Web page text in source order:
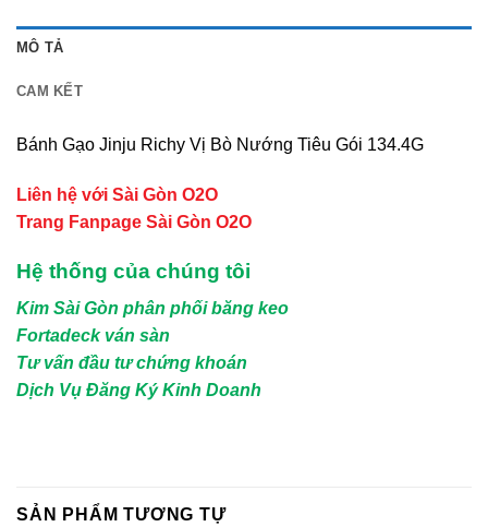
MÔ TẢ
CAM KẾT
Bánh Gạo Jinju Richy Vị Bò Nướng Tiêu Gói 134.4G
Liên hệ với Sài Gòn O2O
Trang Fanpage Sài Gòn O2O
Hệ thống của chúng tôi
Kim Sài Gòn phân phối băng keo
Fortadeck ván sàn
Tư vấn đầu tư chứng khoán
Dịch Vụ Đăng Ký Kinh Doanh
SẢN PHẨM TƯƠNG TỰ